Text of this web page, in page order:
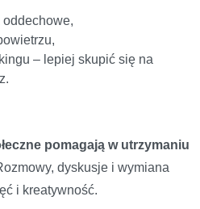
– lepiej skupić się na
pomagają w utrzymaniu
dyskusje i wymiana
i kreatywność.